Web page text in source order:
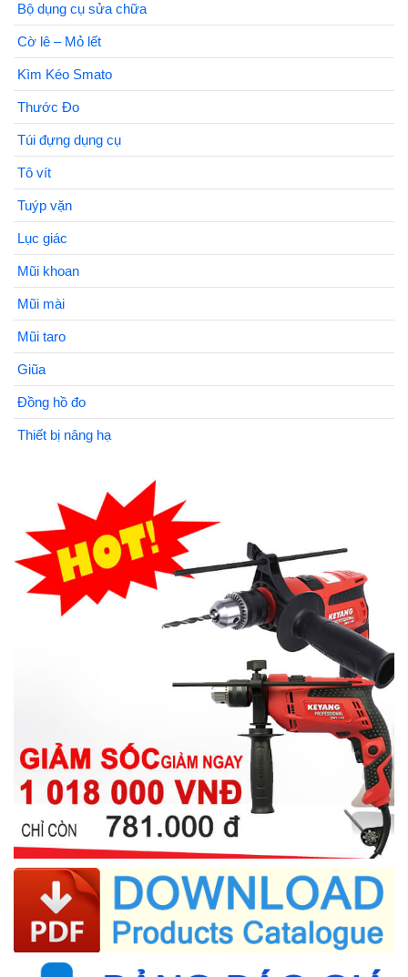
Bộ dụng cụ sửa chữa
Cờ lê – Mỏ lết
Kìm Kéo Smato
Thước Đo
Túi đựng dụng cụ
Tô vít
Tuýp vặn
Lục giác
Mũi khoan
Mũi mài
Mũi taro
Giũa
Đồng hồ đo
Thiết bị nâng hạ